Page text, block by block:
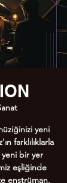
yeni
farklılıklarla
bir yer
eşliğinde
enstrüman,